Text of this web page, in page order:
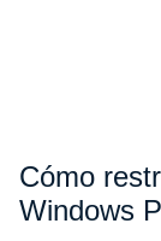
Cómo
Windows